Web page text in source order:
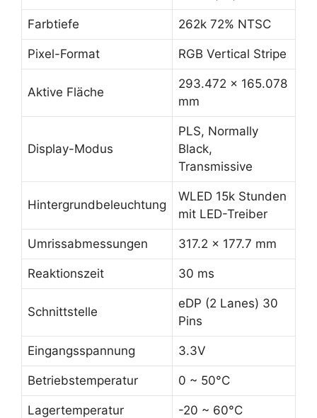
Farbtiefe 262k 72% NTSC
Pixel-Format RGB Vertical Stripe
Aktive Fläche
293.472 x 165.078
mm
Display-Modus
PLS, Normally
Black,
Transmissive
Hintergrundbeleuchtung
WLED 15k Stunden
mit LED-Treiber
Umrissabmessungen 317.2 x 177.7 mm
Reaktionszeit 30 ms
Schnittstelle
eDP (2 Lanes) 30
Pins
Eingangsspannung 3.3V
Betriebstemperatur 0 ~ 50°C
Lagertemperatur -20 ~ 60°C